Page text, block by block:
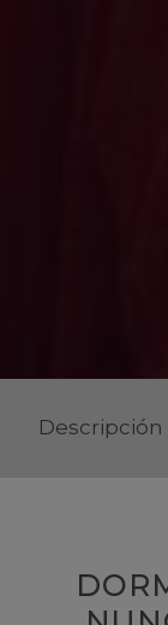
Descripción